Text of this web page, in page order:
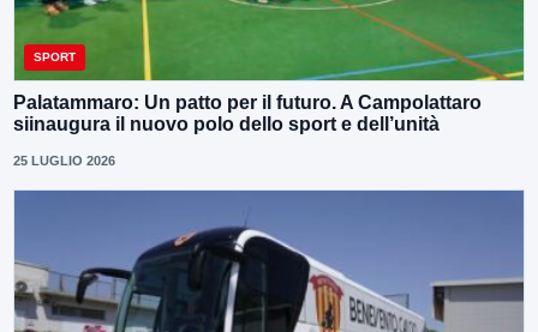
SPORT
Palatammaro: Un patto per il futuro. A Campolattaro
siinaugura il nuovo polo dello sport e dell’unità
25 LUGLIO 2026